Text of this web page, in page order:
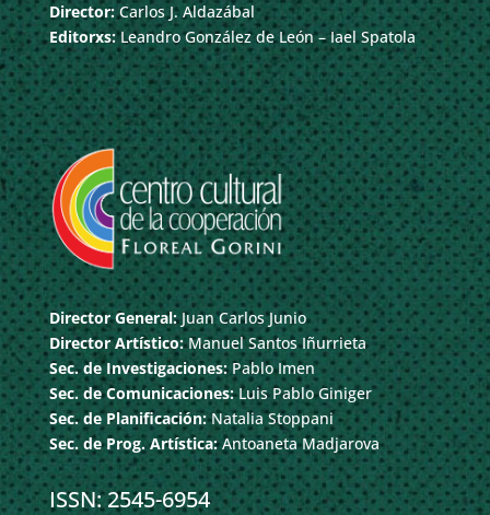
Director:Carlos J. Aldazábal
Editorxs:Leandro González de León – Iael Spatola
Director General:Juan Carlos Junio
Director Artístico:Manuel Santos Iñurrieta
Sec. de Investigaciones:Pablo Imen
Sec. de Comunicaciones:Luis Pablo Giniger
Sec. de Planificación:Natalia Stoppani
Sec. de Prog. Artística:Antoaneta Madjarova
ISSN: 2545-6954